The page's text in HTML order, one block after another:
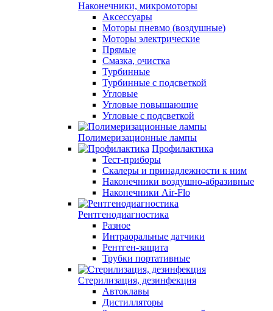
Наконечники, микромоторы
Аксессуары
Моторы пневмо (воздушные)
Моторы электрические
Прямые
Смазка, очистка
Турбинные
Турбинные с подсветкой
Угловые
Угловые повышающие
Угловые с подсветкой
Полимеризационные лампы
Профилактика
Тест-приборы
Скалеры и принадлежности к ним
Наконечники воздушно-абразивные
Наконечники Air-Flo
Рентгенодиагностика
Разное
Интраоральные датчики
Рентген-защита
Трубки портативные
Стерилизация, дезинфекция
Автоклавы
Дистилляторы